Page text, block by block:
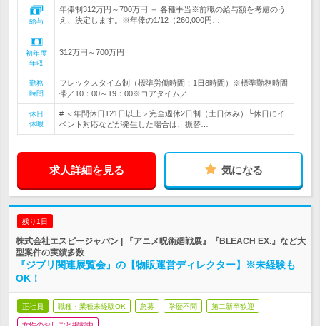
給与
年俸制312万円～700万円 ＋ 各種手当※前職の給与額を考慮のう
え、決定します。※年俸の1/12（260,000円…
初年度
年収
312万円～700万円
勤務
時間
フレックスタイム制（標準労働時間：1日8時間）※標準勤務時間
帯／10：00～19：00※コアタイム／…
休日
休暇
# ＜年間休日121日以上＞完全週休2日制（土日休み）└休日にイ
ベント対応などが発生した場合は、振替…
求人詳細を見る 気になる
残り1日
株式会社エスピージャパン | 『アニメ呪術廻戦展』『BLEACH EX.』など大
型案件の実績多数
『ジブリ関連展覧会』の【物販運営ディレクター】※未経験も
OK！
正社員 職種・業種未経験OK 急募 学歴不問 第二新卒歓迎